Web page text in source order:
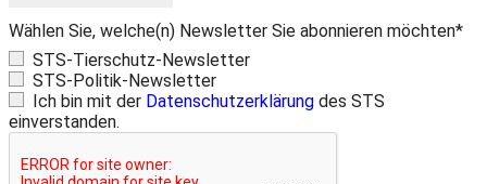
Wählen Sie, welche(n) Newsletter Sie abonnieren möchten*
STS-Tierschutz-Newsletter
STS-Politik-Newsletter
Ich bin mit der Datenschutzerklärung des STS
einverstanden.